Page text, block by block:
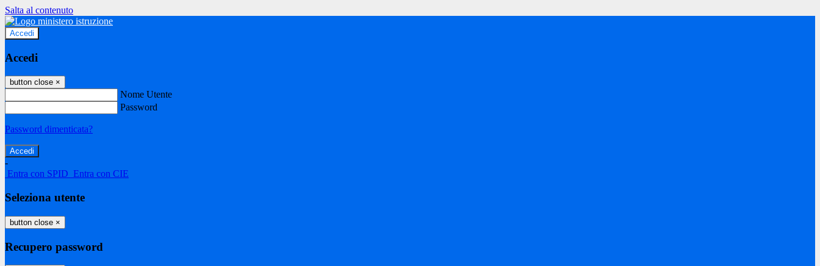
Salta al contenuto
Accedi
Accedi
button close ×
Nome Utente
Password
Password dimenticata?
-
Entra con SPID Entra con CIE
Seleziona utente
button close ×
Recupero password